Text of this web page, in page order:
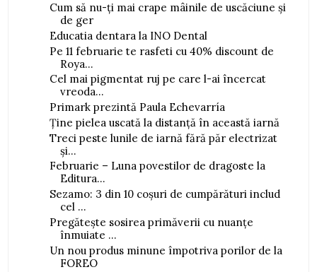
Cum să nu-ți mai crape mâinile de uscăciune și
de ger
Educatia dentara la INO Dental
Pe 11 februarie te rasfeti cu 40% discount de
Roya...
Cel mai pigmentat ruj pe care l-ai încercat
vreoda...
Primark prezintă Paula Echevarría
Ține pielea uscată la distanță în această iarnă
Treci peste lunile de iarnă fără păr electrizat
și...
Februarie – Luna povestilor de dragoste la
Editura...
Sezamo: 3 din 10 coșuri de cumpărături includ
cel ...
Pregătește sosirea primăverii cu nuanțe
înmuiate ...
Un nou produs minune împotriva porilor de la
FOREO